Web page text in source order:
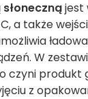
jest
a także
W
czyni produkt
z